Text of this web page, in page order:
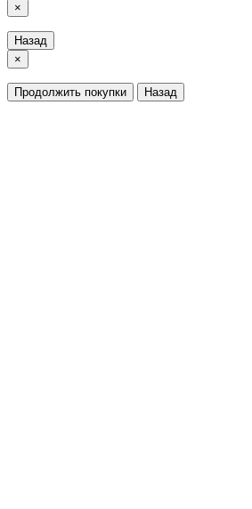
×
Назад
×
Продолжить покупки Назад